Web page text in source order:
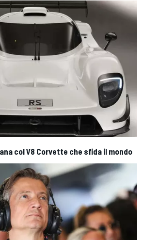
col V8 Corvette che sfida il mondo